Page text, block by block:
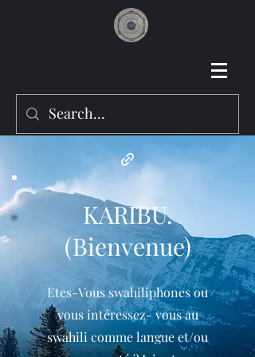
KARIBU.
(Bienvenue)
Etes-Vous swahiliphones ou
vous intéressez- vous au
swahili comme langue et/ou